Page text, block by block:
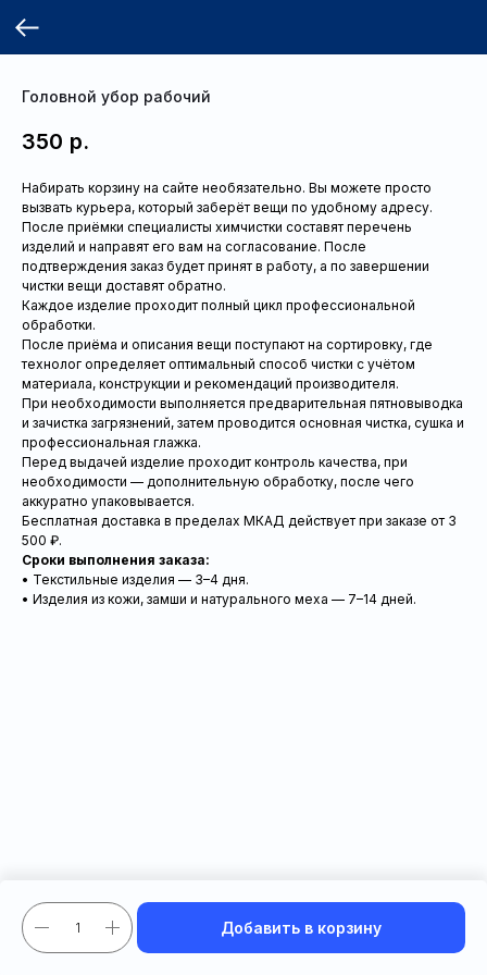
Головной убор рабочий
350 р.
Добавить в корзину
Набирать корзину на сайте необязательно. Вы можете просто
вызвать курьера, который заберёт вещи по удобному адресу.
После приёмки специалисты химчистки составят перечень
изделий и направят его вам на согласование. После
подтверждения заказ будет принят в работу, а по завершении
чистки вещи доставят обратно.
Каждое изделие проходит полный цикл профессиональной
обработки.
После приёма и описания вещи поступают на сортировку, где
технолог определяет оптимальный способ чистки с учётом
материала, конструкции и рекомендаций производителя.
При необходимости выполняется предварительная пятновыводка
и зачистка загрязнений, затем проводится основная чистка, сушка и
профессиональная глажка.
Перед выдачей изделие проходит контроль качества, при
необходимости — дополнительную обработку, после чего
аккуратно упаковывается.
Бесплатная доставка в пределах МКАД действует при заказе от 3
500 ₽.
Сроки выполнения заказа:
• Текстильные изделия — 3–4 дня.
• Изделия из кожи, замши и натурального меха — 7–14 дней.